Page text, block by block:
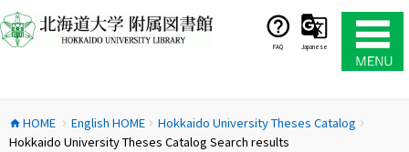
ン
テ
ス
キ
FAQ Japanese
home HOME chevron_right English HOMEchevron_right Hokkaido University Theses Catalog chevron_right
Hokkaido University Theses Catalog Search results